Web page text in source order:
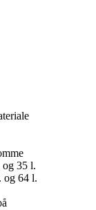
35 l.
og 64 l.